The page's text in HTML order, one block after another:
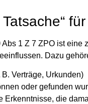
1 Z 7 ZPO ist eine
Dazu
Verträge, Urkunden)
oder gefunden
Erkenntnisse, die